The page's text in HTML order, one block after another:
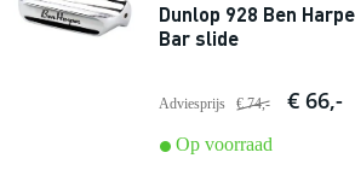
Dunlop 928 Ben
Bar slide
Adviesprijs € 74,- € 66,-
Op voorraad